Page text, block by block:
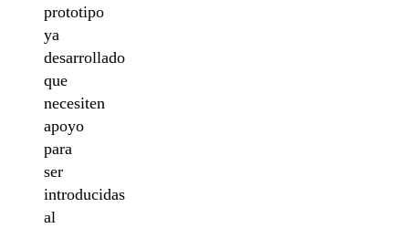
prototipo
ya
desarrollado
que
necesiten
apoyo
para
ser
introducidas
al